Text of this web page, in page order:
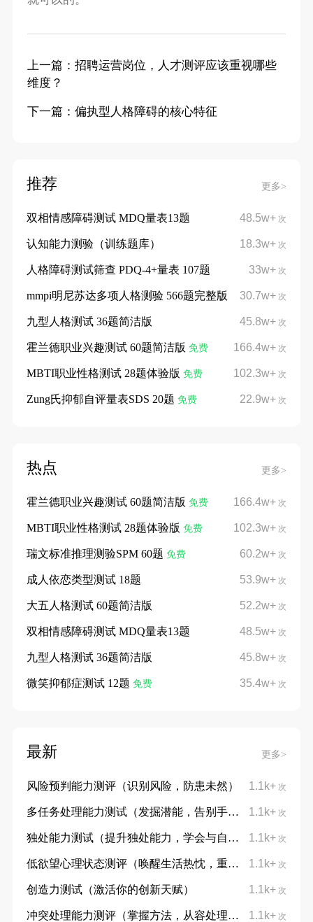
上一篇：招聘运营岗位，人才测评应该重视哪些
维度？
下一篇：偏执型人格障碍的核心特征
推荐 更多>
48.5w+ 次
双相情感障碍测试 MDQ量表13题
18.3w+ 次
认知能力测验（训练题库）
33w+ 次
人格障碍测试筛查 PDQ-4+量表 107题
30.7w+ 次
mmpi明尼苏达多项人格测验 566题完整版
45.8w+ 次
九型人格测试 36题简洁版
166.4w+ 次
霍兰德职业兴趣测试 60题简洁版 免费
102.3w+ 次
MBTI职业性格测试 28题体验版 免费
22.9w+ 次
Zung氏抑郁自评量表SDS 20题 免费
热点 更多>
166.4w+ 次
霍兰德职业兴趣测试 60题简洁版 免费
102.3w+ 次
MBTI职业性格测试 28题体验版 免费
60.2w+ 次
瑞文标准推理测验SPM 60题 免费
53.9w+ 次
成人依恋类型测试 18题
52.2w+ 次
大五人格测试 60题简洁版
48.5w+ 次
双相情感障碍测试 MDQ量表13题
45.8w+ 次
九型人格测试 36题简洁版
35.4w+ 次
微笑抑郁症测试 12题 免费
最新 更多>
1.1k+ 次
风险预判能力测评（识别风险，防患未然）
1.1k+ 次
多任务处理能力测试（发掘潜能，告别手忙脚乱）
1.1k+ 次
独处能力测试（提升独处能力，学会与自己对话）
1.1k+ 次
低欲望心理状态测评（唤醒生活热忱，重拾向上力量）
1.1k+ 次
创造力测试（激活你的创新天赋）
1.1k+ 次
冲突处理能力测评（掌握方法，从容处理分歧）